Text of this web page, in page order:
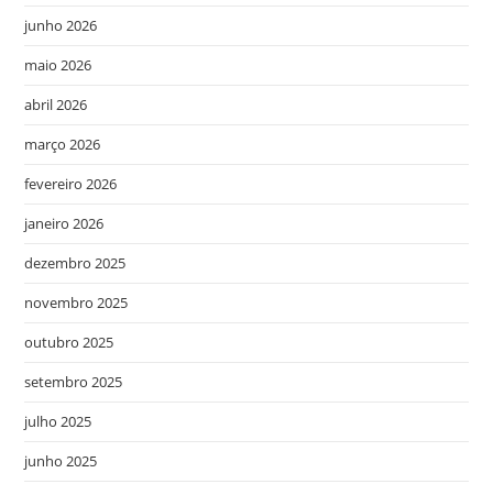
junho 2026
maio 2026
abril 2026
março 2026
fevereiro 2026
janeiro 2026
dezembro 2025
novembro 2025
outubro 2025
setembro 2025
julho 2025
junho 2025